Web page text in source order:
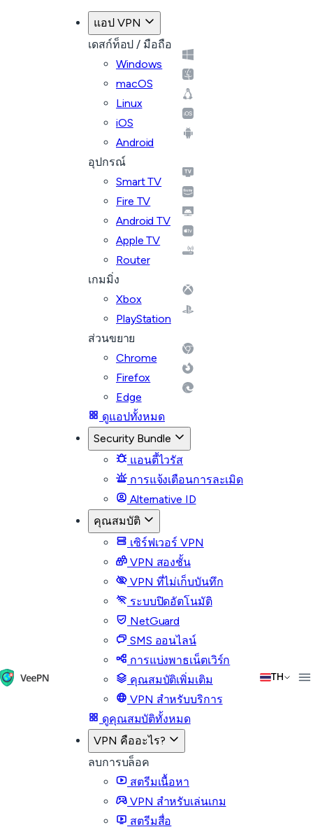
แอป VPN
เดสก์ท็อป / มือถือ
Windows
macOS
Linux
iOS
Android
อุปกรณ์
Smart TV
Fire TV
Android TV
Apple TV
Router
เกมมิ่ง
Xbox
PlayStation
ส่วนขยาย
Chrome
Firefox
Edge
ดูแอปทั้งหมด
Security Bundle
แอนตี้ไวรัส
การแจ้งเตือนการละเมิด
Alternative ID
คุณสมบัติ
เซิร์ฟเวอร์ VPN
VPN สองชั้น
VPN ที่ไม่เก็บบันทึก
ระบบปิดอัตโนมัติ
NetGuard
SMS ออนไลน์
การแบ่งพาธเน็ตเวิร์ก
คุณสมบัติเพิ่มเติม
VPN สำหรับบริการ
ดูคุณสมบัติทั้งหมด
VPN คืออะไร?
ลบการบล็อค
สตรีมเนื้อหา
VPN สำหรับเล่นเกม
สตรีมสื่อ
TH